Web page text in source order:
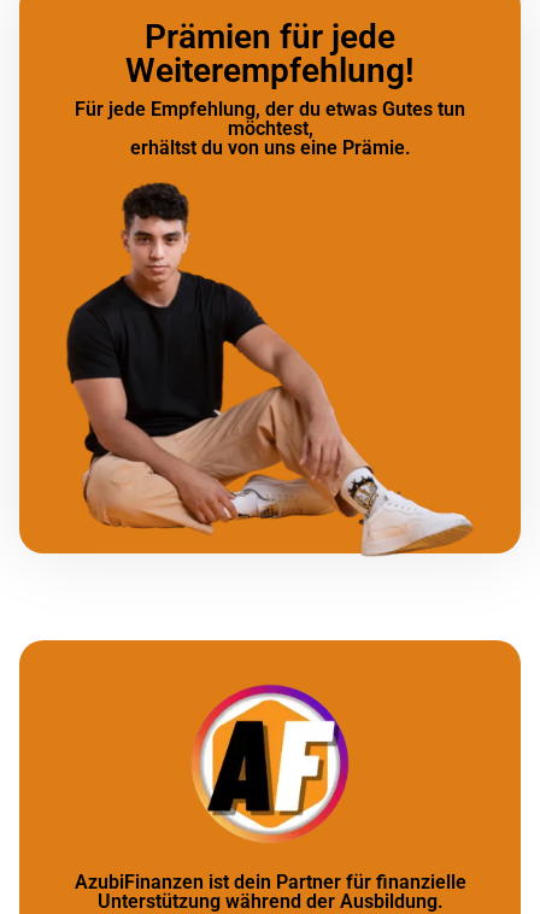
Prämien für jede
Weiterempfehlung!
Für jede Empfehlung, der du etwas Gutes tun
möchtest,
erhältst du von uns eine Prämie.
AzubiFinanzen ist dein Partner für finanzielle
Unterstützung während der Ausbildung.